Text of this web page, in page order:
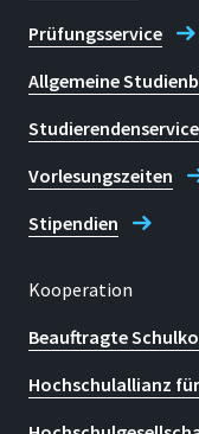
Prüfungsservice
Allgemeine
Studierendenservice
Vorlesungszeiten
Stipendien
Kooperation
Beauftragte
Hochschulallianz